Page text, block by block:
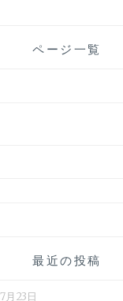
ページ一覧
最近の投稿
月23日